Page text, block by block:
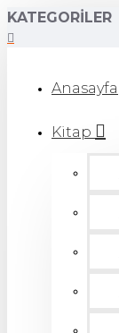
KATEGORILER
Anasayfa
Kitap